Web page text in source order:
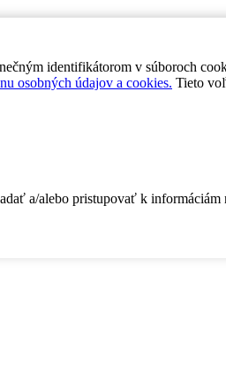
identifikátorom v súboroch
osobných údajov a cookies. Tieto
a/alebo pristupovať k informáciám